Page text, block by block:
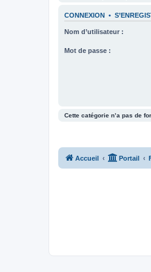
CONNEXION •
Nom d’utilisateur :
Mot de passe :
Cette catégorie n’a pas de
Accueil Portail